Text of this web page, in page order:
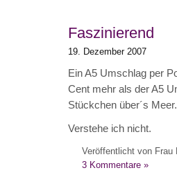
Faszinierend
19. Dezember 2007
Ein A5 Umschlag per
Cent mehr als der A5
Stückchen über´s Meer.
Verstehe ich nicht.
Veröffentlicht von Frau
3 Kommentare »